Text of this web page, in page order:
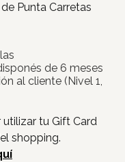
Punta Carretas
de 6 meses
al cliente (Nivel 1,
tu Gift Card
shopping.